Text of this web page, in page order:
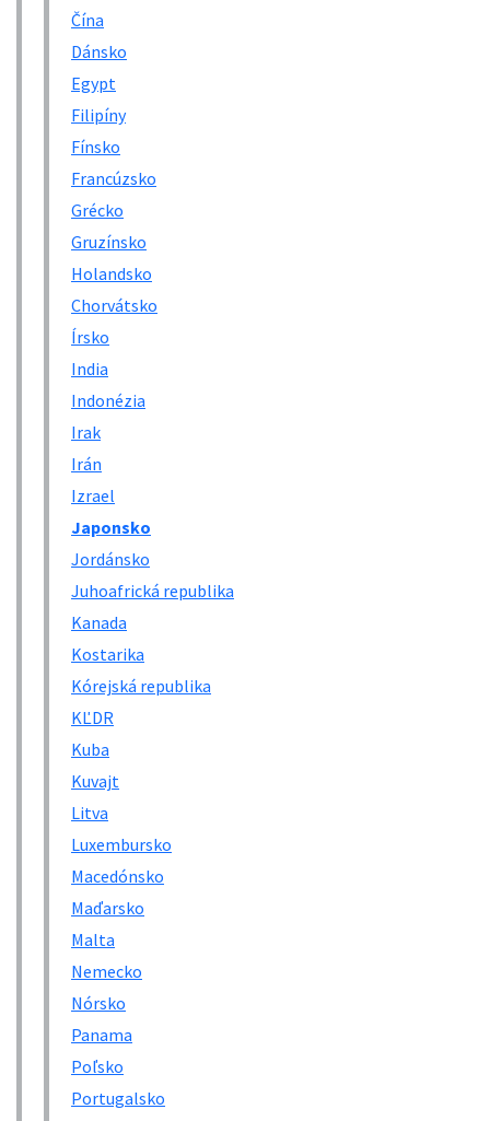
Čína
Dánsko
Egypt
Filipíny
Fínsko
Francúzsko
Grécko
Gruzínsko
Holandsko
Chorvátsko
Írsko
India
Indonézia
Irak
Irán
Izrael
Japonsko
Jordánsko
Juhoafrická republika
Kanada
Kostarika
Kórejská republika
KĽDR
Kuba
Kuvajt
Litva
Luxembursko
Macedónsko
Maďarsko
Malta
Nemecko
Nórsko
Panama
Poľsko
Portugalsko